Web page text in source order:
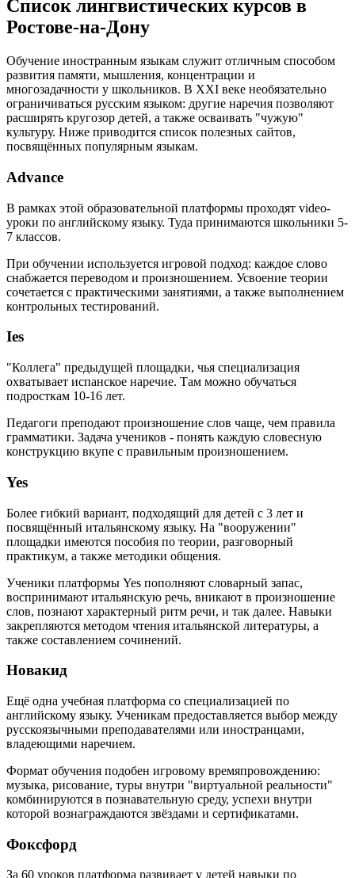
Список лингвистических курсов в
Ростове-на-Дону
Обучение иностранным языкам служит отличным способом
развития памяти, мышления, концентрации и
многозадачности у школьников. В XXI веке необязательно
ограничиваться русским языком: другие наречия позволяют
расширять кругозор детей, а также осваивать "чужую"
культуру. Ниже приводится список полезных сайтов,
посвящённых популярным языкам.
Advance
В рамках этой образовательной платформы проходят video-
уроки по английскому языку. Туда принимаются школьники 5-
7 классов.
При обучении используется игровой подход: каждое слово
снабжается переводом и произношением. Усвоение теории
сочетается с практическими занятиями, а также выполнением
контрольных тестирований.
Ies
"Коллега" предыдущей площадки, чья специализация
охватывает испанское наречие. Там можно обучаться
подросткам 10-16 лет.
Педагоги преподают произношение слов чаще, чем правила
грамматики. Задача учеников - понять каждую словесную
конструкцию вкупе с правильным произношением.
Yes
Более гибкий вариант, подходящий для детей с 3 лет и
посвящённый итальянскому языку. На "вооружении"
площадки имеются пособия по теории, разговорный
практикум, а также методики общения.
Ученики платформы Yes пополняют словарный запас,
воспринимают итальянскую речь, вникают в произношение
слов, познают характерный ритм речи, и так далее. Навыки
закрепляются методом чтения итальянской литературы, а
также составлением сочинений.
Новакид
Ещё одна учебная платформа со специализацией по
английскому языку. Ученикам предоставляется выбор между
русскоязычными преподавателями или иностранцами,
владеющими наречием.
Формат обучения подобен игровому времяпровождению:
музыка, рисование, туры внутри "виртуальной реальности"
комбинируются в познавательную среду, успехи внутри
которой вознаграждаются звёздами и сертификатами.
Фоксфорд
За 60 уроков платформа развивает у детей навыки по